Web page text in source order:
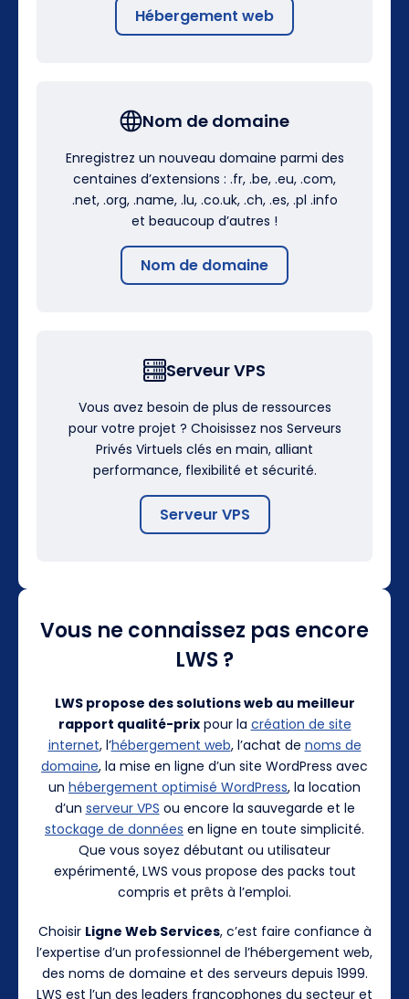
Hébergement web
Nom de domaine
Enregistrez un nouveau domaine parmi des
centaines d’extensions : .fr, .be, .eu, .com,
.net, .org, .name, .lu, .co.uk, .ch, .es, .pl .info
et beaucoup d’autres !
Nom de domaine
Serveur VPS
Vous avez besoin de plus de ressources
pour votre projet ? Choisissez nos Serveurs
Privés Virtuels clés en main, alliant
performance, flexibilité et sécurité.
Serveur VPS
Vous ne connaissez pas encore
LWS ?
LWS propose des solutions web au meilleur
rapport qualité-prixpour la création de site
internet, l’hébergement web, l’achat de noms de
domaine, la mise en ligne d’un site WordPress avec
un hébergement optimisé WordPress, la location
d’un serveur VPS ou encore la sauvegarde et le
stockage de données en ligne en toute simplicité.
Que vous soyez débutant ou utilisateur
expérimenté, LWS vous propose des packs tout
compris et prêts à l’emploi.
Choisir Ligne Web Services, c’est faire confiance à
l’expertise d’un professionnel de l’hébergement web,
des noms de domaine et des serveurs depuis 1999.
LWS est l’un des leaders francophones du secteur et